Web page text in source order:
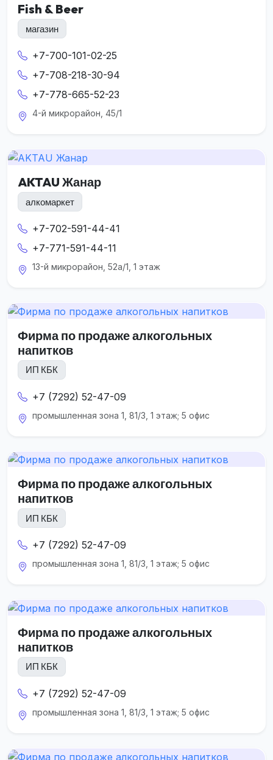
Fish & Beer
магазин
+7-700-101-02-25
+7-708-218-30-94
+7-778-665-52-23
4-й микрорайон, 45/1
AKTAU Жанар
алкомаркет
+7-702-591-44-41
+7-771-591-44-11
13-й микрорайон, 52а/1, 1 этаж
Фирма по продаже алкогольных
напитков
ИП КБК
+7 (7292) 52-47-09
промышленная зона 1, 81/3, 1 этаж; 5 офис
Фирма по продаже алкогольных
напитков
ИП КБК
+7 (7292) 52-47-09
промышленная зона 1, 81/3, 1 этаж; 5 офис
Фирма по продаже алкогольных
напитков
ИП КБК
+7 (7292) 52-47-09
промышленная зона 1, 81/3, 1 этаж; 5 офис